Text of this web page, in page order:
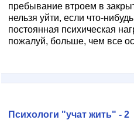
пребывание втроем в
нельзя уйти, если что-
постоянная психическая
пожалуй, больше, чем все
Психологи "учат жить" - 2